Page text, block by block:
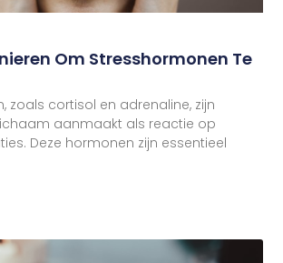
Om Stresshormonen Te
zoals cortisol en adrenaline, zijn
aanmaakt als reactie op
Deze hormonen zijn essentieel